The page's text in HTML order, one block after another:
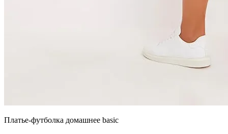
Платье-футболка домашнее basic